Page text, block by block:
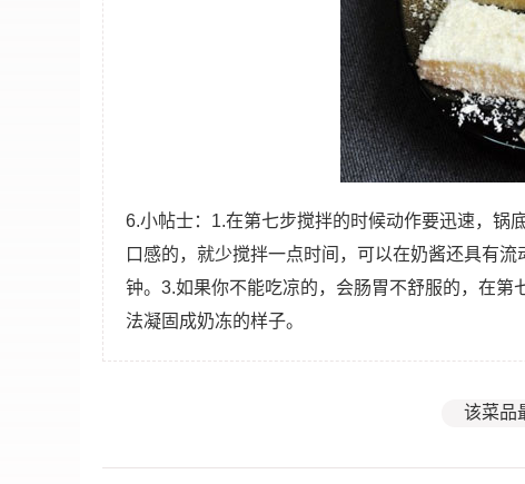
6.小帖士：1.在第七步搅拌的时候动作要迅速，锅
口感的，就少搅拌一点时间，可以在奶酱还具有
钟。3.如果你不能吃凉的，会肠胃不舒服的，在
法凝固成奶冻的样子。
该菜品